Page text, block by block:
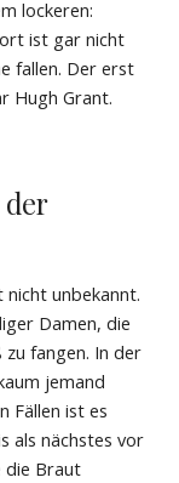
lockeren:
ist gar nicht
fallen. Der erst
Hugh Grant.
der
unbekannt.
Damen, die
fangen. In der
jemand
Fällen ist es
als nächstes vor
die Braut